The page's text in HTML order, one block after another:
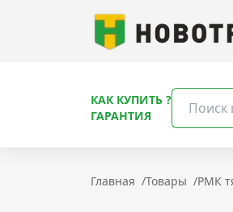
КАК КУПИТЬ ?
ГАРАНТИЯ
Главная /Товары /РМК